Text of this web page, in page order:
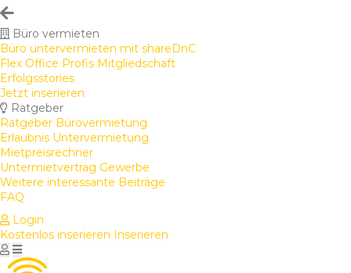
Büro vermieten
Büro untervermieten mit shareDnC
Flex Office Profis Mitgliedschaft
Erfolgsstories
Jetzt inserieren
Ratgeber
Ratgeber Bürovermietung
Erlaubnis Untervermietung
Mietpreisrechner
Untermietvertrag Gewerbe
Weitere interessante Beiträge
FAQ
Login
Kostenlos inserieren Inserieren